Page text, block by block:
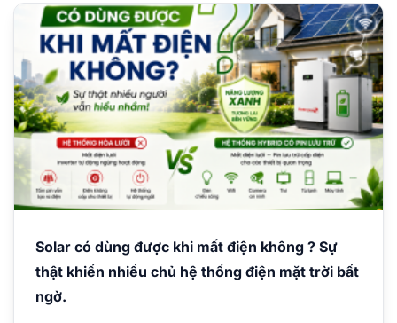
Solar có dùng được khi mất điện không ? Sự
thật khiến nhiều chủ hệ thống điện mặt trời bất
ngờ.